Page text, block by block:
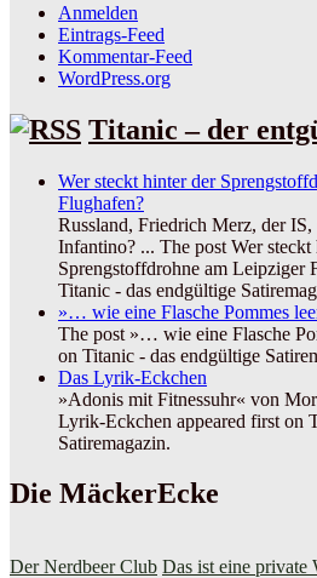
Anmelden
Eintrags-Feed
Kommentar-Feed
WordPress.org
Titanic – der
Wer steckt hinter der
Flughafen?
Russland, Friedrich Merz, der
Infantino? ... The post Wer steckt
Sprengstoffdrohne am Leipziger
Titanic - das endgültige
»… wie eine Flasche Pommes
The post »… wie eine Flasche
on Titanic - das endgültige
Das Lyrik-Eckchen
»Adonis mit Fitnessuhr« von
Lyrik-Eckchen appeared first on
Satiremagazin.
Die MäckerEcke
Der Nerdbeer Club Das ist eine private